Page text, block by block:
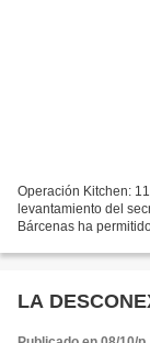
Operación Kitchen:
levantamiento del
Bárcenas ha
LA